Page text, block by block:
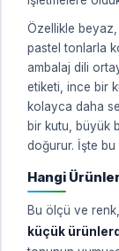
Özellikle beyaz,
pastel tonlarla
ambalaj dili
etiketi, ince bir
kolayca daha
bir kutu, büyük
doğurur. İşte bu
Hangi
Bu ölçü ve
küçük